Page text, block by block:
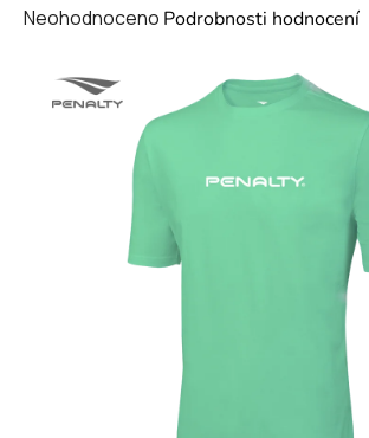
Průměrné
produktu
Neohodnoceno Podrobnosti hodnocení